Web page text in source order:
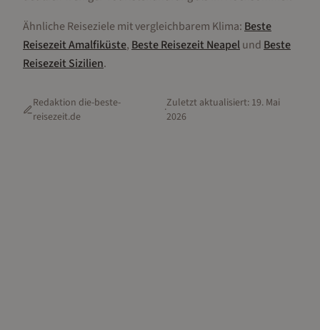
Ähnliche Reiseziele mit vergleichbarem Klima: Beste
ReisezeitAmalfiküste, Beste ReisezeitNeapelund Beste
ReisezeitSizilien.
Redaktion die-beste-
reisezeit.de
·Zuletzt aktualisiert: 19. Mai
2026